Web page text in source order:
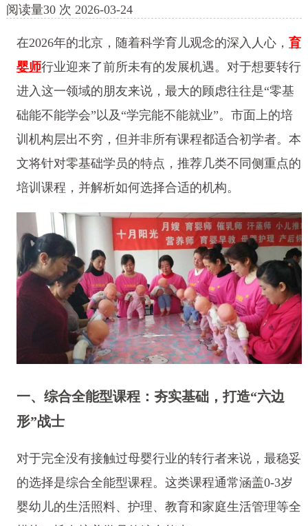
阅读量30 次 2026-03-24
在2026年的北京，随着科学育儿观念的深入人心， 育
婴师行业迎来了前所未有的发展机遇。对于想要转行
进入这一领域的朋友来说，最大的顾虑往往是“零基
础能不能学会”以及“学完能不能就业”。市面上的培
训机构层出不穷，但并非所有课程都适合初学者。本
文将针对零基础学员的特点，推荐几类不同侧重点的
培训课程，并解析如何选择合适的机构。
一、综合全能型课程：夯实基础，打造“六边
形”战士
对于完全没有接触过母婴行业的转行者来说，最稳妥
的选择是综合全能型课程。这类课程通常涵盖0-3岁
婴幼儿的生活照料、护理、教育和家庭生活管理等全